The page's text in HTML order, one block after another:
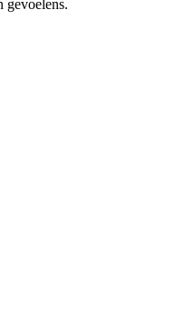
gevoelens.